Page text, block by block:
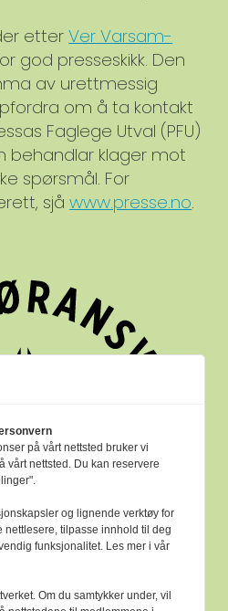
etterVer Varsam-
god presseskikk. Den
av urettmessig
om å ta kontakt
Faglege Utval (PFU)
behandlar klager mot
spørsmål. For
sjåwww.presse.no.
på vårt nettsted bruker vi
vårt nettsted. Du kan reservere
og lignende verktøy for
nettlesere, tilpasse innhold til deg
funksjonalitet. Les mer i vår
Om du samtykker under, vil